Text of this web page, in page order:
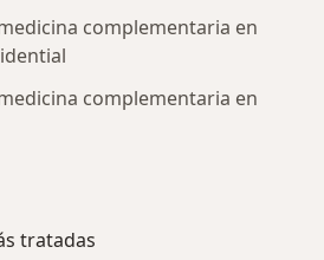
complementaria en
complementaria en
tratadas